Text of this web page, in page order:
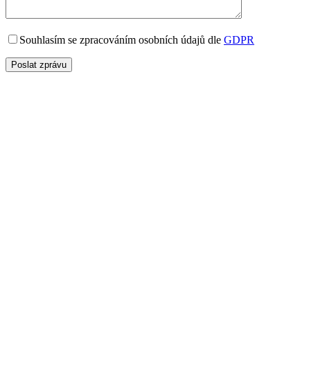
Souhlasím se zpracováním osobních údajů dle GDPR